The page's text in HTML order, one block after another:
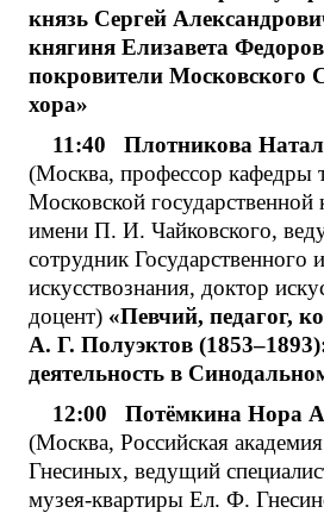
князь Сергей
княгиня Елизавета
покровители Московского
хора»
11:40 Плотникова
(Москва, профессор кафедры
Московской государственной
имени П. И. Чайковского,
сотрудник Государственного
искусствознания, доктор
доцент) «Певчий, педагог,
А. Г. Полуэктов
деятельность в
12:00 Потёмкина Нора
(Москва, Российская
Гнесиных, ведущий
музея-квартиры Ел. Ф.